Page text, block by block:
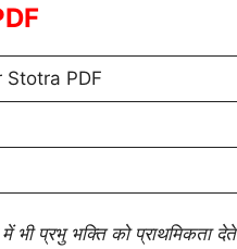
Stotra PDF
भी प्रभु भक्ति को प्राथमिकता